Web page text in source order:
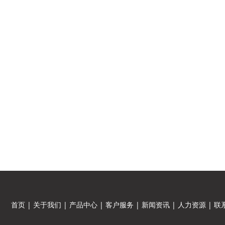
首页 | 关于我们 | 产品中心 | 客户服务 | 新闻资讯 | 人力资源 | 联